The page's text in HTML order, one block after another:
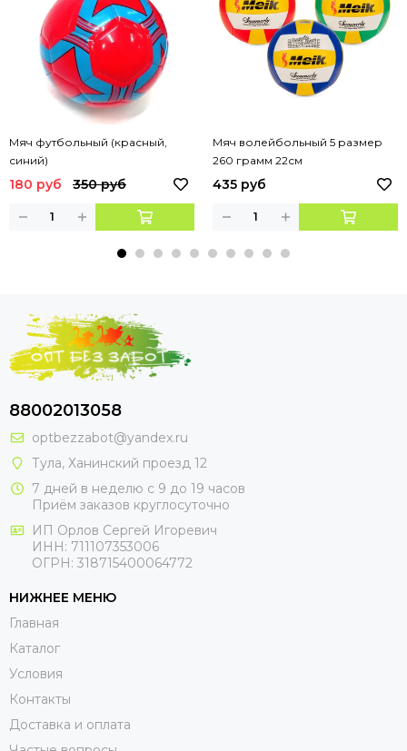
Мяч футбольный (красный,
синий)
180 руб 350 руб
Мяч волейбольный 5 размер
260 грамм 22см
435 руб
88002013058
optbezzabot@yandex.ru
Тула, Ханинский проезд 12
7 дней в неделю с 9 до 19 часов
Приём заказов круглосуточно
ИП Орлов Сергей Игоревич
ИНН: 711107353006
ОГРН: 318715400064772
НИЖНЕЕ МЕНЮ
Главная
Каталог
Условия
Контакты
Доставка и оплата